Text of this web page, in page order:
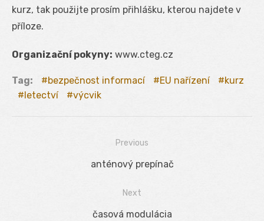
kurz, tak použijte prosím přihlášku, kterou najdete v
příloze.
Organizační pokyny: www.cteg.cz
Tag: bezpečnost informací EU nařízení
kurz
letectví
výcvik
Navigácia
Previous
Previous
anténový prepínač
Next
Next
časová modulácia